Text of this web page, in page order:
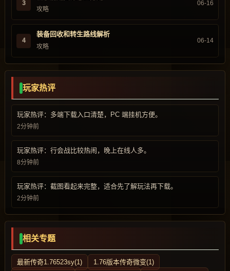
3
攻略
06-16
4
装备回收和转生路线解析
攻略
06-14
玩家热评
玩家热评：多端下载入口清楚，PC 端挂机方便。
2分钟前
玩家热评：行会战比较热闹，晚上在线人多。
8分钟前
玩家热评：截图看起来完整，适合先了解玩法再下载。
2分钟前
相关专题
最新传奇1.76523sy(1)
1.76版本传奇微变(1)